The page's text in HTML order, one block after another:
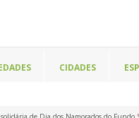
CIDADES